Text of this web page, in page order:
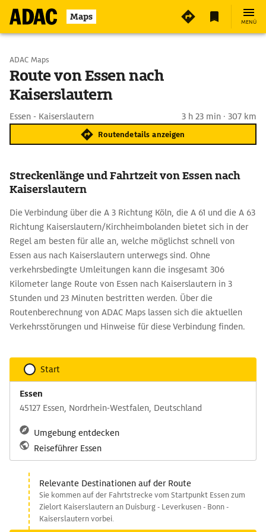
Maps MENÜ
Start wählen
Ziel eingeben
ADAC Maps
Route von Essen nach
Kaiserslautern
Essen - Kaiserslautern 3 h 23 min · 307 km
Routendetails anzeigen
Streckenlänge und Fahrtzeit von Essen nach
Kaiserslautern
Die Verbindung über die A 3 Richtung Köln, die A 61 und die A 63
Richtung Kaiserslautern/Kirchheimbolanden bietet sich in der
Regel am besten für alle an, welche möglichst schnell von
Essen aus nach Kaiserslautern unterwegs sind. Ohne
verkehrsbedingte Umleitungen kann die insgesamt 306
Kilometer lange Route von Essen nach Kaiserslautern in 3
Stunden und 23 Minuten bestritten werden. Über die
Routenberechnung von ADAC Maps lassen sich die aktuellen
Verkehrsstörungen und Hinweise für diese Verbindung finden.
Start
Essen
45127 Essen, Nordrhein-Westfalen, Deutschland
Umgebung entdecken
Reiseführer Essen
Relevante Destinationen auf der Route
Sie kommen auf der Fahrtstrecke vom Startpunkt Essen zum
Zielort Kaiserslautern an Duisburg - Leverkusen - Bonn -
Kaiserslautern vorbei.